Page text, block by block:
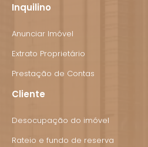
Inquilino
Anunciar Imóvel
Extrato Proprietário
Prestação de Contas
Cliente
Desocupação do imóvel
Rateio e fundo de reserva